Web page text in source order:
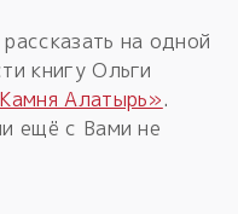
на одной
книгу Ольги
Алатырь».
ещё с Вами не